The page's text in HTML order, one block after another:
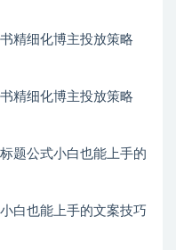
精细化博主投放策略
精细化博主投放策略
题公式小白也能上手的
白也能上手的文案技巧